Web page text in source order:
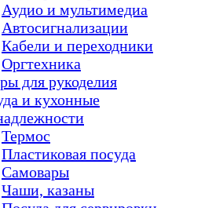
Аудио и мультимедиа
Автосигнализации
Кабели и переходники
Оргтехника
для рукоделия
и кухонные
Термос
Пластиковая посуда
Самовары
Чаши, казаны